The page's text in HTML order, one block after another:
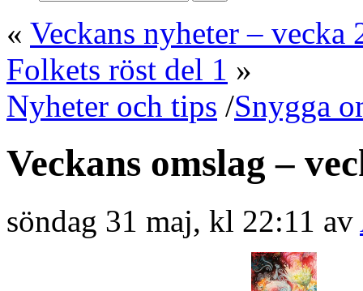
« Veckans nyheter – vecka
Folkets röst del 1 »
Nyheter och tips /Snygga
Veckans omslag –
söndag 31 maj, kl 22:11 av